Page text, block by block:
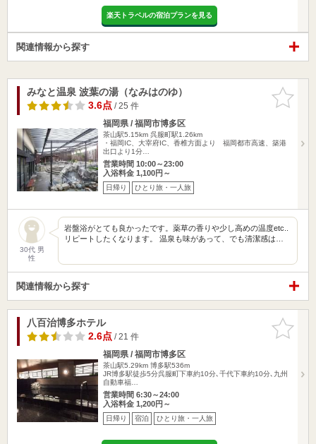
楽天トラベルの宿泊プランを見る
関連情報から探す
お気に入
りに追加
みなと温泉 波葉の湯（なみはのゆ）
3.6点/ 25 件
福岡県 / 福岡市博多区
茶山駅5.15km 呉服町駅1.26km
・福岡IC、大宰府IC、香椎方面より 福岡都市高速、築港
出口より1分…
営業時間 10:00～23:00
入浴料金 1,100円～
日帰り ひとり旅・一人旅
30代 男
性
岩盤浴がとても良かったです。薬草の香りや少し高めの温度etc..
リピートしたくなります。 温泉も味があって、でも清潔感は…
関連情報から探す
お気に入
りに追加
八百治博多ホテル
2.6点/ 21 件
福岡県 / 福岡市博多区
茶山駅5.29km 博多駅536m
JR博多駅徒歩5分呉服町下車約10分､千代下車約10分､九州
自動車福…
営業時間 6:30～24:00
入浴料金 1,200円～
日帰り 宿泊 ひとり旅・一人旅